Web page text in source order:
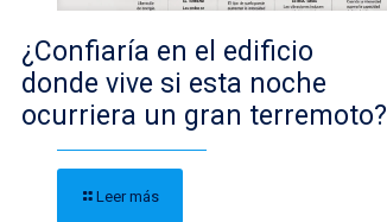
¿Confiaría en el edificio
donde vive si esta noche
ocurriera un gran terremoto?
Leer más